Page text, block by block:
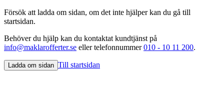
Försök att ladda om sidan, om det inte hjälper kan du gå till
startsidan.
Behöver du hjälp kan du kontaktat kundtjänst på
info@maklarofferter.se eller telefonnummer010 - 10 11 200.
Ladda om sidan Till startsidan